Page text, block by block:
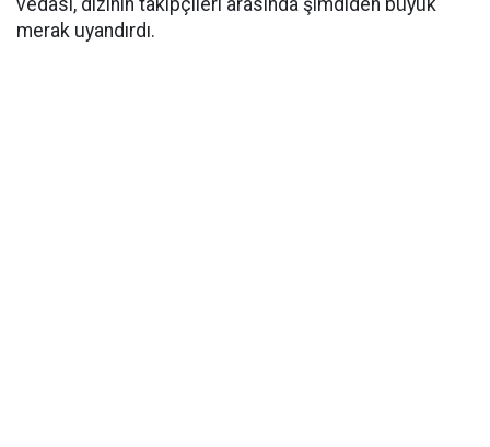
vedası, dizinin takipçileri arasında şimdiden büyük
merak uyandırdı.